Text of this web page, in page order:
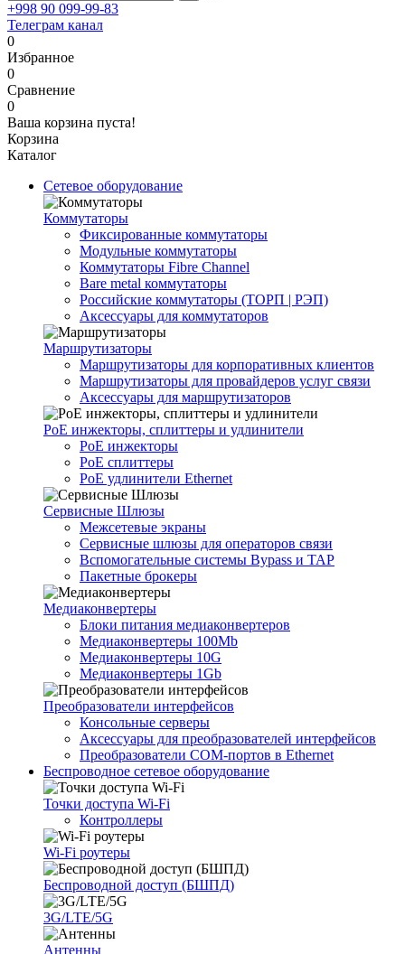
+998 90 099-99-83
Телеграм канал
0
Избранное
0
Сравнение
0
Ваша корзина пуста!
Корзина
Каталог
Сетевое оборудование
Коммутаторы
Фиксированные коммутаторы
Модульные коммутаторы
Коммутаторы Fibre Channel
Bare metal коммутаторы
Российские коммутаторы (ТОРП | РЭП)
Аксессуары для коммутаторов
Маршрутизаторы
Маршрутизаторы для корпоративных клиентов
Маршрутизаторы для провайдеров услуг связи
Аксессуары для маршрутизаторов
PoE инжекторы, сплиттеры и удлинители
PoE инжекторы
PoE сплиттеры
PoE удлинители Ethernet
Сервисные Шлюзы
Межсетевые экраны
Сервисные шлюзы для операторов связи
Вспомогательные системы Bypass и TAP
Пакетные брокеры
Медиаконвертеры
Блоки питания медиаконвертеров
Медиаконвертеры 100Mb
Медиаконвертеры 10G
Медиаконвертеры 1Gb
Преобразователи интерфейсов
Консольные серверы
Аксессуары для преобразователей интерфейсов
Преобразователи COM-портов в Ethernet
Беспроводное сетевое оборудование
Точки доступа Wi-Fi
Контроллеры
Wi-Fi роутеры
Беспроводной доступ (БШПД)
3G/LTE/5G
Антенны